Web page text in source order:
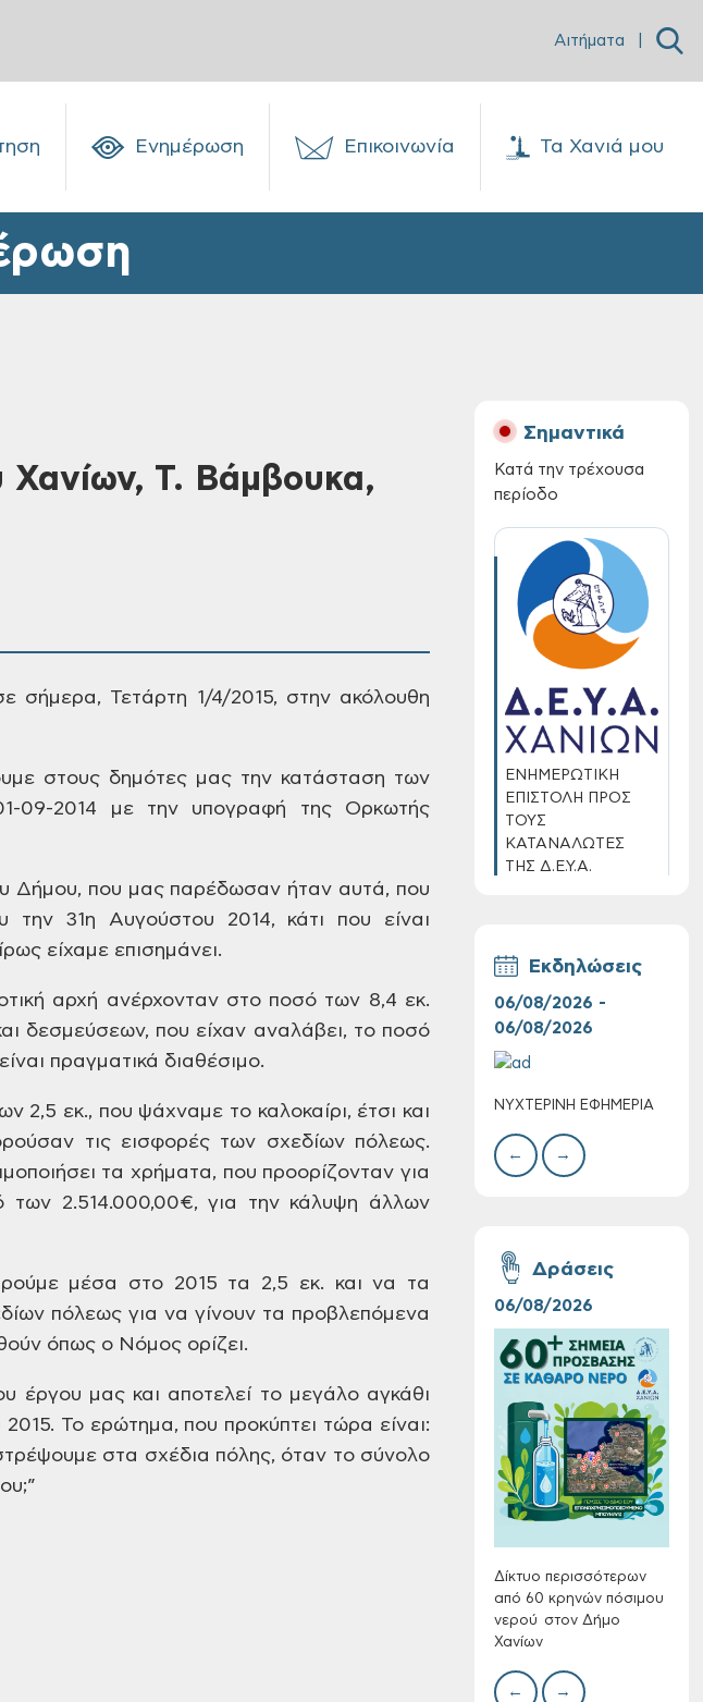
Αιτήματα
Ενημέρωση Επικοινωνία Τα Χανιά μου
Τ. Βάμβουκα,
σήμερα, Τετάρτη 1/4/2015, στηνακόλουθη
στους δημότες μας την κατάσταση των
09-2014 με την υπογραφή της Ορκωτής
Δήμου, που μας παρέδωσαν ήταν αυτά, που
31η Αυγούστου 2014, κάτι που είναι
είχαμε επισημάνει.
αρχή ανέρχονταν στο ποσό των 8,4 εκ.
δεσμεύσεων, που είχαν αναλάβει, το ποσό
πραγματικά διαθέσιμο.
2,5 εκ., που ψάχναμε το καλοκαίρι, έτσι και
τις εισφορές των σχεδίωνπόλεως.
τα χρήματα, που προορίζονταν για
των 2.514.000,00€, για την κάλυψη άλλων
μέσα στο 2015 τα 2,5 εκ. και να τα
πόλεως για να γίνουν τα προβλεπόμενα
όπως ο Νόμος ορίζει.
έργου μας και αποτελεί το μεγάλοαγκάθι
2015. Το ερώτημα, που προκύπτει τώρα είναι:
στα σχέδια πόλης, όταν το σύνολο
Σημαντικά
Κατά την τρέχουσα
περίοδο
ΕΝΗΜΕΡΩΤΙΚΗ
ΕΠΙΣΤΟΛΗ ΠΡΟΣ
ΤΟΥΣ
ΚΑΤΑΝΑΛΩΤΕΣ
ΤΗΣ Δ.Ε.Υ.Α.
Τακτική συνεδρίαση
Δημοτικής
Επιτροπής στις 10-
08-2026
Επαναλειτουργία
του συστήματος
SeaTrac στην
παραλία του Αγίου
Ονουφρίου
Πίνακες Κατάταξης
& Βαθμολογίας,
Εκδηλώσεις
06/08/2026 -
06/08/2026
ΝΥΧΤΕΡΙΝΗ ΕΦΗΜΕΡΙΑ
← →
Δράσεις
06/08/2026
Δίκτυο περισσότερων
από 60 κρηνών πόσιμου
νερού στον Δήμο
Χανίων
με
← →